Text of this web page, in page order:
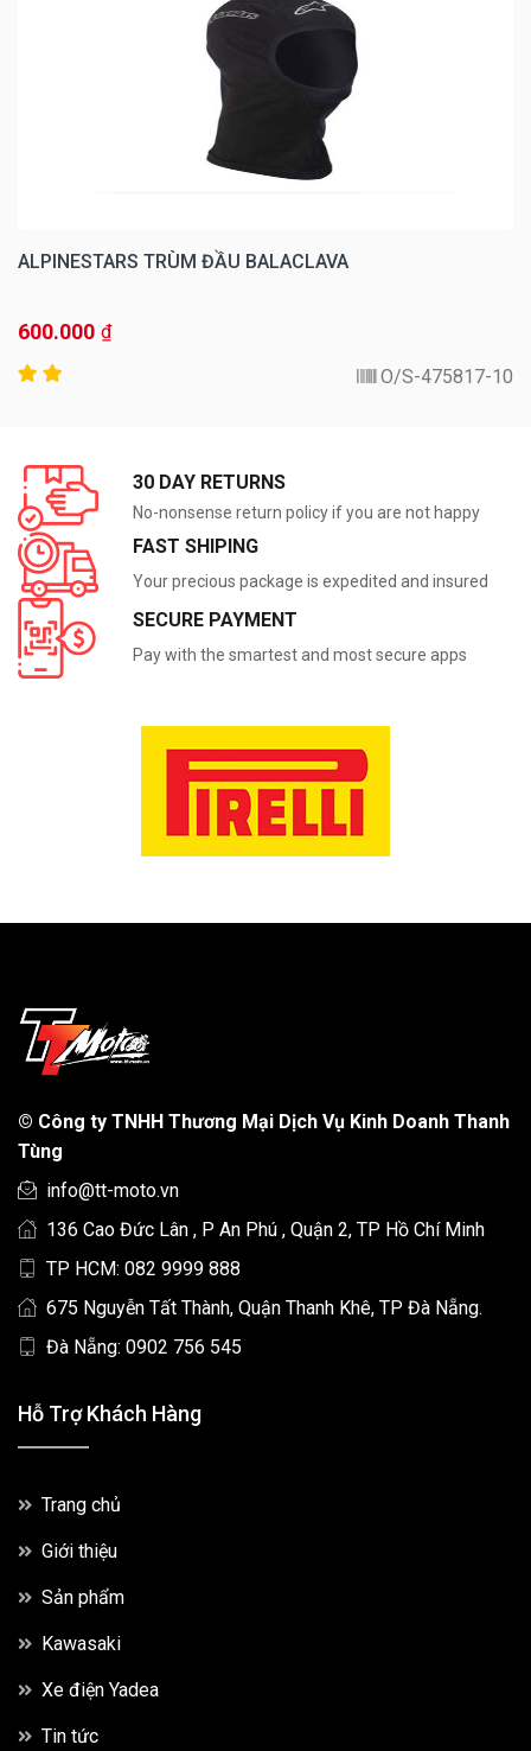
ALPINESTARS TRÙM ĐẦU BALACLAVA
600.000 ₫
475817-10-O/S
30 DAY RETURNS
No-nonsense return policy if you are not happy
FAST SHIPING
Your precious package is expedited and insured
SECURE PAYMENT
Pay with the smartest and most secure apps
© Công ty TNHH Thương Mại Dịch Vụ Kinh Doanh Thanh
Tùng
info@tt-moto.vn
136 Cao Đức Lân , P An Phú , Quận 2, TP Hồ Chí Minh
TP HCM: 082 9999 888
675 Nguyễn Tất Thành, Quận Thanh Khê, TP Đà Nẵng.
Đà Nẵng: 0902 756 545
Hỗ Trợ Khách Hàng
Trang chủ
Giới thiệu
Sản phẩm
Kawasaki
Xe điện Yadea
Tin tức